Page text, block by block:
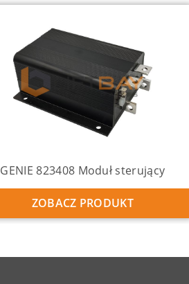
GENIE 823408 Moduł sterujący
ZOBACZ PRODUKT